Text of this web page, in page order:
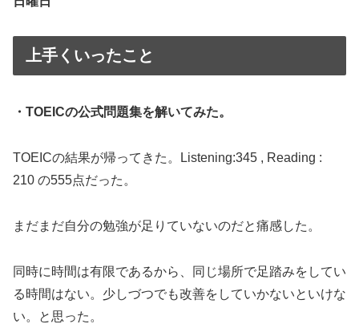
上手くいったこと
・TOEICの公式問題集を解いてみた。
TOEICの結果が帰ってきた。Listening:345 , Reading :
210 の555点だった。
まだまだ自分の勉強が足りていないのだと痛感した。
同時に時間は有限であるから、同じ場所で足踏みをしてい
る時間はない。少しづつでも改善をしていかないといけな
い。と思った。